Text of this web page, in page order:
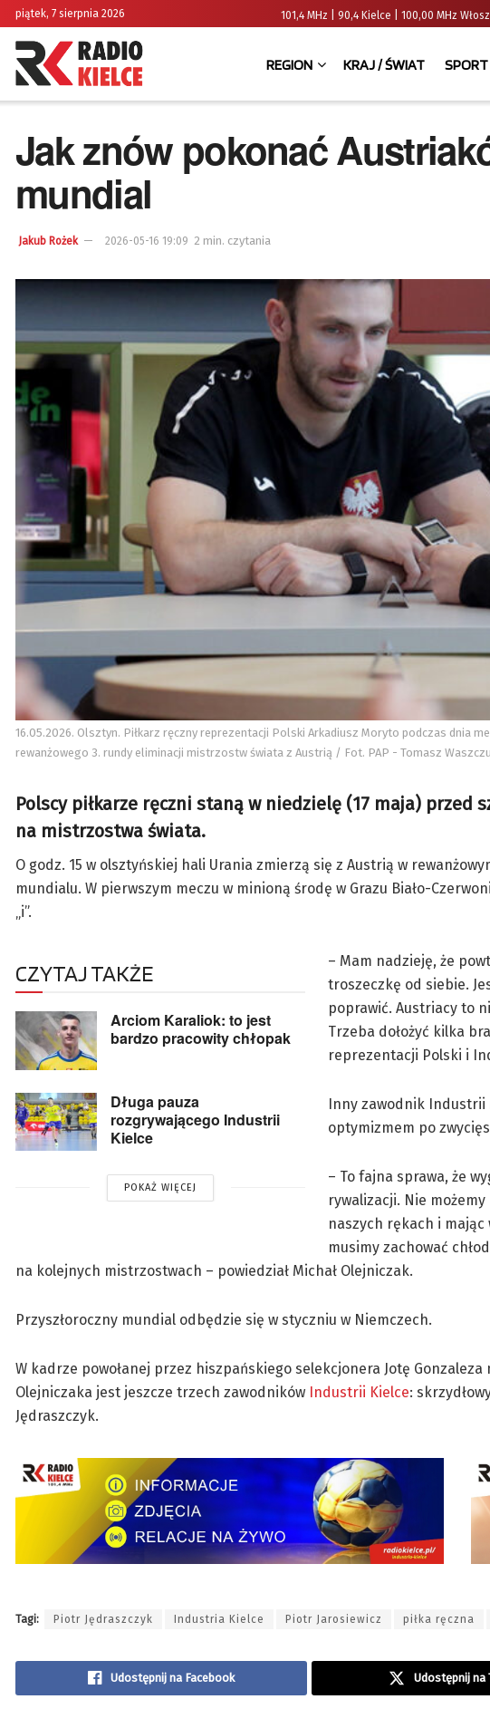
piątek, 7 sierpnia 2026 101,4 MHz | 90,4 Kielce | 100,00 MHz
REGION KRAJ / ŚWIAT SPORT
Jak znów pokonać
mundial
Jakub Rożek 2026-05-16 19:09 2 min. czytania
16.05.2026. Olsztyn. Piłkarz ręczny reprezentacji Polski Arkadiusz Moryto podczas dnia
rewanżowego 3. rundy eliminacji mistrzostw świata z Austrią / Fot. PAP - Tomasz
Polscy piłkarze ręczni staną w niedzielę (17 maja) przed
na mistrzostwa świata.
O godz. 15 w olsztyńskiej hali Urania zmierzą się z Austrią w
mundialu. W pierwszym meczu w minioną środę w Grazu Biało-
„i”.
CZYTAJ TAKŻE
Arciom Karaliok: to jest
bardzo pracowity chłopak
Długa pauza
rozgrywającego Industrii
Kielce
POKAŻ WIĘCEJ
– Mam nadzieję, że
troszeczkę od siebie.
poprawić. Austriacy to
Trzeba dołożyć kilka
reprezentacji Polski i
Inny zawodnik
optymizmem po
– To fajna sprawa, że
rywalizacji. Nie
naszych rękach i
musimy zachować
na kolejnych mistrzostwach – powiedział Michał Olejniczak.
Przyszłoroczny mundial odbędzie się w styczniu w Niemczech.
W kadrze powołanej przez hiszpańskiego selekcjonera Jotę
Olejniczaka jest jeszcze trzech zawodników Industrii Kielce:
Jędraszczyk.
Tagi: Piotr Jędraszczyk Industria Kielce Piotr Jarosiewicz piłka ręczna
Udostępnij na Facebook Udostępnij na